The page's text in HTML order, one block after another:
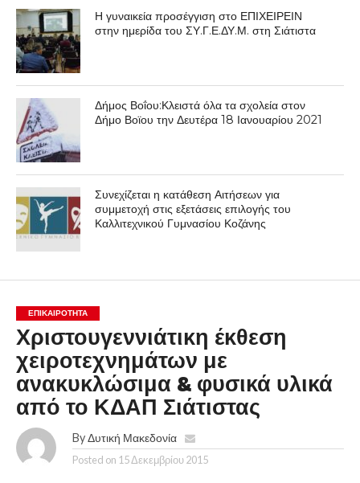
Η γυναικεία προσέγγιση στο ΕΠΙΧΕΙΡΕΙΝ
στην ημερίδα του ΣΥ.Γ.Ε.ΔΥ.Μ. στη Σιάτιστα
Δήμος Βοΐου:Κλειστά όλα τα σχολεία στον
Δήμο Βοϊου την Δευτέρα 18 Ιανουαρίου 2021
Συνεχίζεται η κατάθεση Αιτήσεων για
συμμετοχή στις εξετάσεις επιλογής του
Καλλιτεχνικού Γυμνασίου Κοζάνης
ΕΠΙΚΑΙΡΟΤΗΤΑ
Χριστουγεννιάτικη έκθεση
χειροτεχνημάτων με
ανακυκλώσιμα & φυσικά υλικά
από το ΚΔΑΠ Σιάτιστας
By Δυτική Μακεδονία
Posted on 15 Δεκεμβρίου 2015